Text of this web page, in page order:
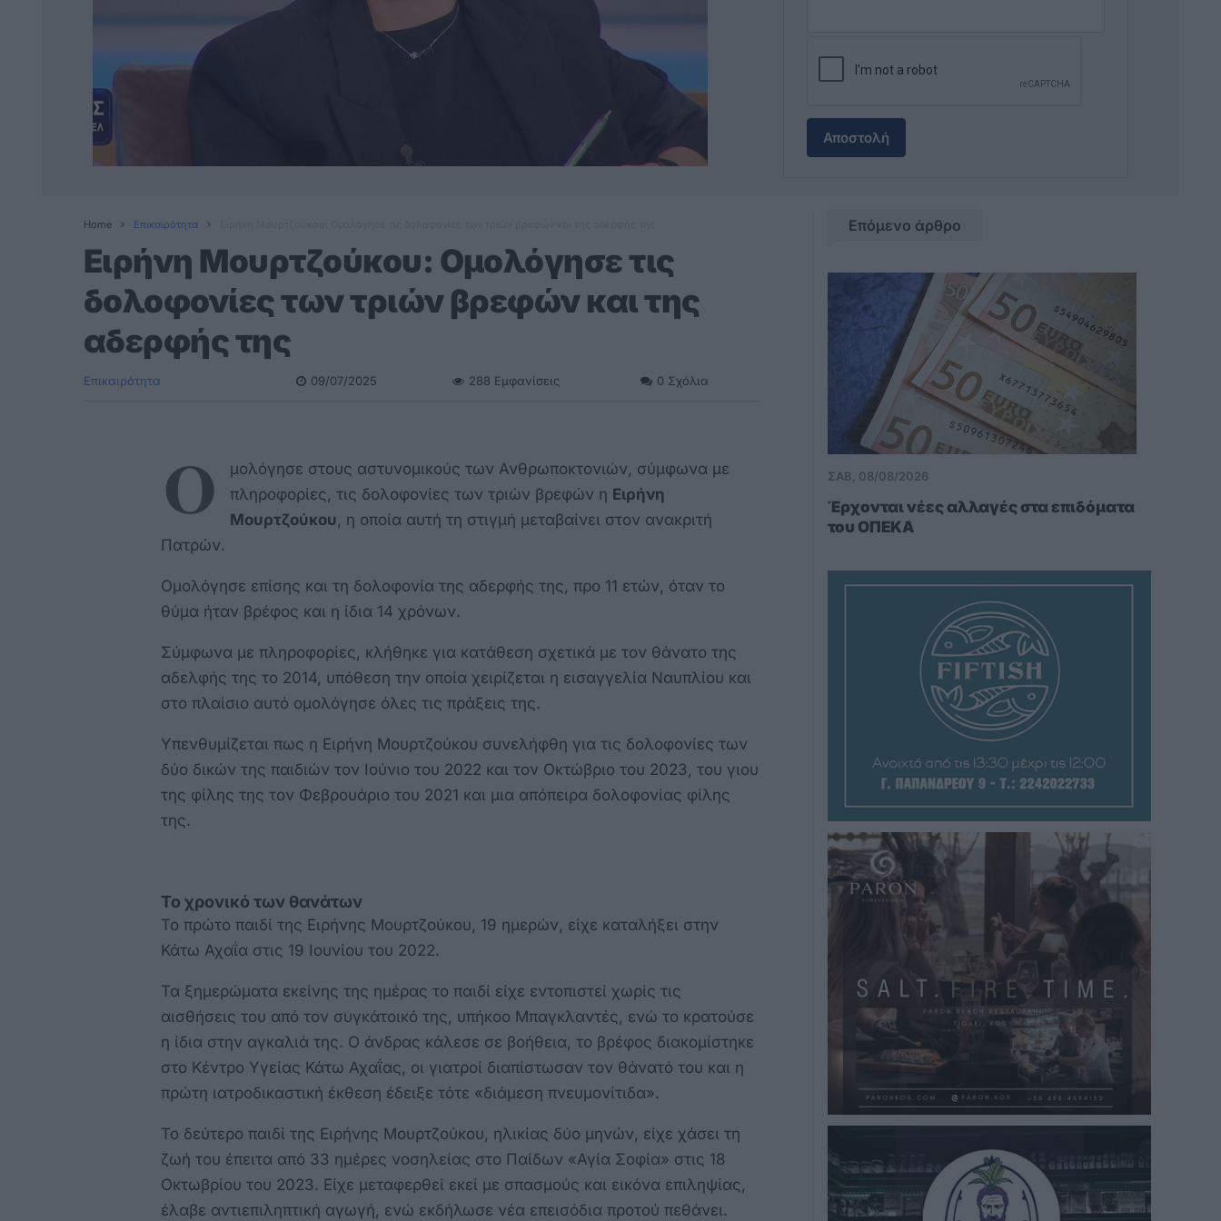
Αποστολή
Home Επικαιρότητα
Ειρήνη Μουρτζούκου: Ομολόγησε τις
δολοφονίες των τριών βρεφών και της
αδερφής της
Επικαιρότητα 09/07/2025 288 Εμφανίσεις 0 Σχόλια
Ο
μολόγησε στους αστυνομικούς των Ανθρωποκτονιών, σύμφωνα με
πληροφορίες, τις δολοφονίες των τριών βρεφών η Ειρήνη
Μουρτζούκου, η οποία αυτή τη στιγμή μεταβαίνει στον ανακριτή
Πατρών.
Ομολόγησε επίσης και τη δολοφονία της αδερφής της, προ 11 ετών, όταν το
θύμα ήταν βρέφος και η ίδια 14 χρόνων.
Σύμφωνα με πληροφορίες, κλήθηκε για κατάθεση σχετικά με τον θάνατο της
αδελφής της το 2014, υπόθεση την οποία χειρίζεται η εισαγγελία Ναυπλίου και
στο πλαίσιο αυτό ομολόγησε όλες τις πράξεις της.
Υπενθυμίζεται πως η Ειρήνη Μουρτζούκου συνελήφθη για τις δολοφονίες των
δύο δικών της παιδιών τον Ιούνιο του 2022 και τον Οκτώβριο του 2023, του γιου
της φίλης της τον Φεβρουάριο του 2021 και μια απόπειρα δολοφονίας φίλης
της.
Το χρονικό των θανάτων
Το πρώτο παιδί της Ειρήνης Μουρτζούκου, 19 ημερών, είχε καταλήξει στην
Κάτω Αχαΐα στις 19 Ιουνίου του 2022.
Τα ξημερώματα εκείνης της ημέρας το παιδί είχε εντοπιστεί χωρίς τις
αισθήσεις του από τον συγκάτοικό της, υπήκοο Μπαγκλαντές, ενώ το κρατούσε
η ίδια στην αγκαλιά της. Ο άνδρας κάλεσε σε βοήθεια, το βρέφος διακομίστηκε
στο Κέντρο Υγείας Κάτω Αχαΐας, οι γιατροί διαπίστωσαν τον θάνατό του και η
πρώτη ιατροδικαστική έκθεση έδειξε τότε «διάμεση πνευμονίτιδα».
Το δεύτερο παιδί της Ειρήνης Μουρτζούκου, ηλικίας δύο μηνών, είχε χάσει τη
ζωή του έπειτα από 33 ημέρες νοσηλείας στο Παίδων «Αγία Σοφία» στις 18
Οκτωβρίου του 2023. Είχε μεταφερθεί εκεί με σπασμούς και εικόνα επιληψίας,
έλαβε αντιεπιληπτική αγωγή, ενώ εκδήλωσε νέα επεισόδια προτού πεθάνει.
Επόμενο άρθρο
ΣΑΒ, 08/08/2026
Έρχονται νέες αλλαγές στα επιδόματα
του ΟΠΕΚΑ